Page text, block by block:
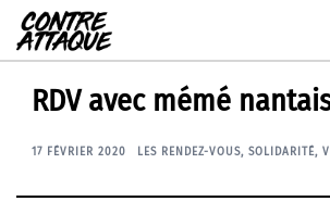
Aller
au
contenu
RDV avec mémé
17 FÉVRIER 2020 LES RENDEZ-VOUS, SOLIDARITÉ,